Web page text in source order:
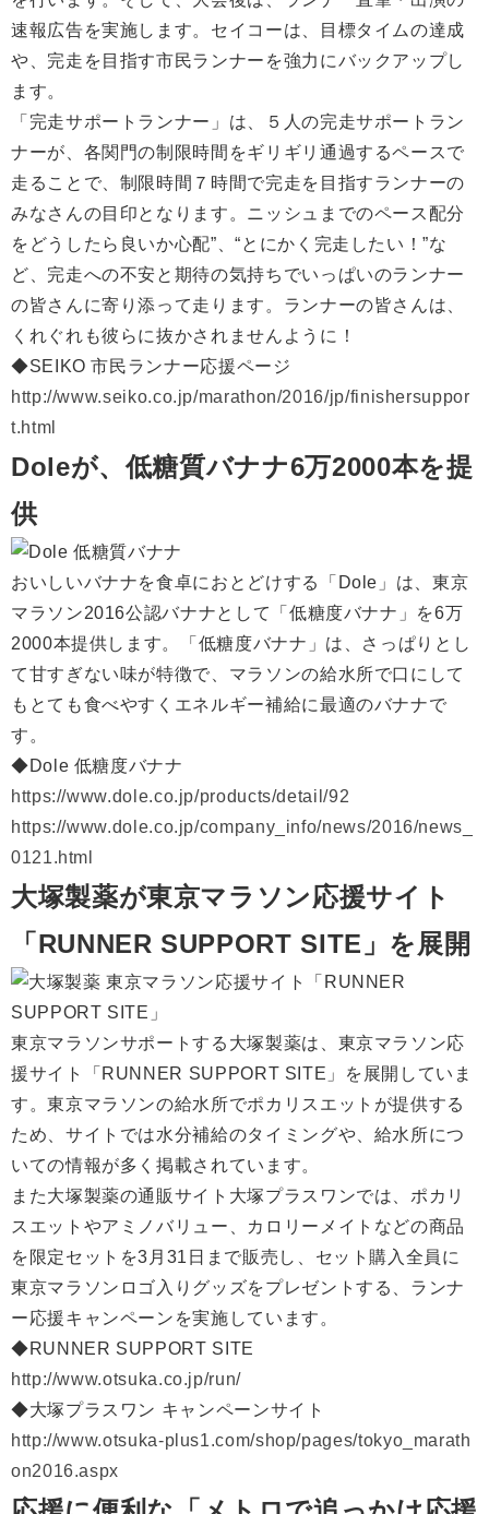
速報広告を実施します。セイコーは、目標タイムの達成
や、完走を目指す市民ランナーを強力にバックアップし
ます。
「完走サポートランナー」は、５人の完走サポートラン
ナーが、各関門の制限時間をギリギリ通過するペースで
走ることで、制限時間７時間で完走を目指すランナーの
みなさんの目印となります。ニッシュまでのペース配分
をどうしたら良いか心配”、“とにかく完走したい！”な
ど、完走への不安と期待の気持ちでいっぱいのランナー
の皆さんに寄り添って走ります。ランナーの皆さんは、
くれぐれも彼らに抜かされませんように！
◆SEIKO 市民ランナー応援ページ
http://www.seiko.co.jp/marathon/2016/jp/finishersuppor
t.html
Doleが、低糖質バナナ6万2000本を提
供
おいしいバナナを食卓におとどけする「Dole」は、東京
マラソン2016公認バナナとして「低糖度バナナ」を6万
2000本提供します。「低糖度バナナ」は、さっぱりとし
て甘すぎない味が特徴で、マラソンの給水所で口にして
もとても食べやすくエネルギー補給に最適のバナナで
す。
◆Dole 低糖度バナナ
https://www.dole.co.jp/products/detail/92
https://www.dole.co.jp/company_info/news/2016/news_
0121.html
大塚製薬が東京マラソン応援サイト
「RUNNER SUPPORT SITE」を展開
東京マラソンサポートする大塚製薬は、東京マラソン応
援サイト「RUNNER SUPPORT SITE」を展開していま
す。東京マラソンの給水所でポカリスエットが提供する
ため、サイトでは水分補給のタイミングや、給水所につ
いての情報が多く掲載されています。
また大塚製薬の通販サイト大塚プラスワンでは、ポカリ
スエットやアミノバリュー、カロリーメイトなどの商品
を限定セットを3月31日まで販売し、セット購入全員に
東京マラソンロゴ入りグッズをプレゼントする、ランナ
ー応援キャンペーンを実施しています。
◆RUNNER SUPPORT SITE
http://www.otsuka.co.jp/run/
◆大塚プラスワン キャンペーンサイト
http://www.otsuka-plus1.com/shop/pages/tokyo_marath
on2016.aspx